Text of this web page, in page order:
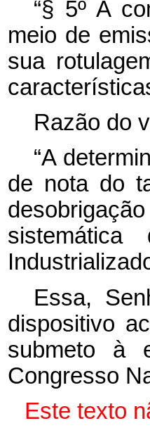
“§ 5º A
meio de
sua
Razão do
“A
de nota do
Essa,
dispositivo
submeto à
Congresso
Este texto